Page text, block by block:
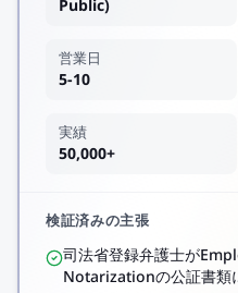
Public)
営業日
5-10
実績
50,000+
検証済みの主張
司法省登録弁護士が
Notarizationの公証書類